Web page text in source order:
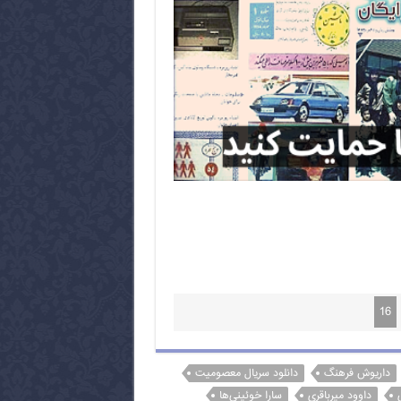
16
داریوش فرهنگ
دانلود سریال معصومیت
داوود میرباقری
سارا خوئینی‌ها